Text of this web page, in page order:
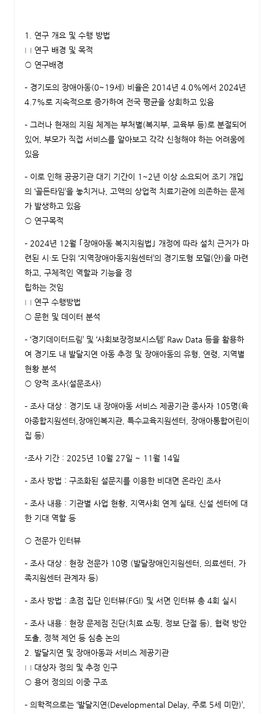
1. 연구 개요 및 수행 방법
□ 연구 배경 및 목적
○ 연구배경
– 경기도의 장애아동(0~19세) 비율은 2014년 4.0%에서 2024년
4.7%로 지속적으로 증가하여 전국 평균을 상회하고 있음
– 그러나 현재의 지원 체계는 부처별(복지부, 교육부 등)로 분절되어
있어, 부모가 직접 서비스를 알아보고 각각 신청해야 하는 어려움에
있음
– 이로 인해 공공기관 대기 기간이 1~2년 이상 소요되어 조기 개입
의 ‘골든타임’을 놓치거나, 고액의 상업적 치료기관에 의존하는 문제
가 발생하고 있음
○ 연구목적
– 2024년 12월 ｢장애아동 복지지원법｣ 개정에 따라 설치 근거가 마
련된 시·도 단위 ‘지역장애아동지원센터’의 경기도형 모델(안)을 마련
하고, 구체적인 역할과 기능을 정
립하는 것임
□ 연구 수행방법
○ 문헌 및 데이터 분석
– ‘경기데이터드림’ 및 ‘사회보장정보시스템’ Raw Data 등을 활용하
여 경기도 내 발달지연 아동 추정 및 장애아동의 유형, 연령, 지역별
현황 분석
○ 양적 조사(설문조사)
– 조사 대상 : 경기도 내 장애아동 서비스 제공기관 종사자 105명(육
아종합지원센터,장애인복지관, 특수교육지원센터, 장애아통합어린이
집 등)
-조사 기간 : 2025년 10월 27일 ~ 11월 14일
– 조사 방법 : 구조화된 설문지를 이용한 비대면 온라인 조사
– 조사 내용 : 기관별 사업 현황, 지역사회 연계 실태, 신설 센터에 대
한 기대 역할 등
○ 전문가 인터뷰
– 조사 대상 : 현장 전문가 10명 (발달장애인지원센터, 의료센터, 가
족지원센터 관계자 등)
– 조사 방법 : 초점 집단 인터뷰(FGI) 및 서면 인터뷰 총 4회 실시
– 조사 내용 : 현장 문제점 진단(치료 쇼핑, 정보 단절 등), 협력 방안
도출, 정책 제언 등 심층 논의
2. 발달지연 및 장애아동과 서비스 제공기관
□ 대상자 정의 및 추정 인구
○ 용어 정의의 이중 구조
– 의학적으로는 ‘발달지연(Developmental Delay, 주로 5세 미만)’,